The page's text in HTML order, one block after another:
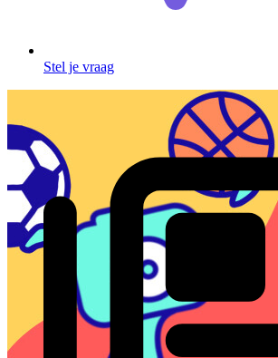
Stel je vraag